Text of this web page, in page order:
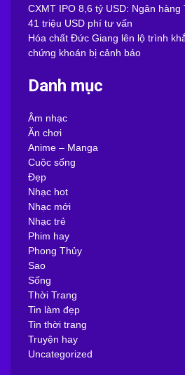
CXMT IPO 8,6 tỷ USD: Ngân
41 triệu USD phí tư vấn
Hóa chất Đức Giang lên lộ trình
chứng khoán bị cảnh báo
Danh mục
Âm nhạc
Ăn chơi
Anime – Manga
Cuộc sống
Đẹp
Nhạc hot
Nhạc mới
Nhạc trẻ
Phim hay
Phong Thủy
Sao
Sống
Thời Trang
Tin làm đẹp
Tin thời trang
Truyện hay
Uncategorized